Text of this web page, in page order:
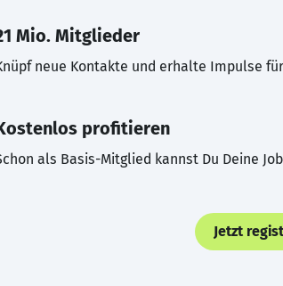
Mio. Mitglieder
neue Kontakte und erhalte Impulse
profitieren
als Basis-Mitglied kannst Du Deine
Jetzt